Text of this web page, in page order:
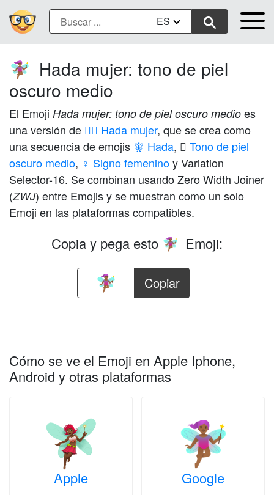
ES
🧚🏾‍♀️ Hada mujer: tono de piel
oscuro medio
El Emoji Hada mujer: tono de piel oscuro medio es
una versión de 🧚‍♀️ Hada mujer, que se crea como
una secuencia de emojis 🧚 Hada, 🏾 Tono de piel
oscuro medio, ♀️ Signo femeninoy Variation
Selector-16. Se combinan usando Zero Width Joiner
(ZWJ) entre Emojis y se muestran como un solo
Emoji en las plataformas compatibles.
Copia y pega esto 🧚🏾‍♀️ Emoji:
Copiar
Cómo se ve el Emoji en Apple Iphone,
Android y otras plataformas
Apple Google